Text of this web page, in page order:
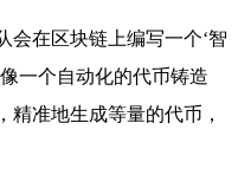
会在区块链上编写一个‘智
一个自动化的代币铸造
精准地生成等量的代币，